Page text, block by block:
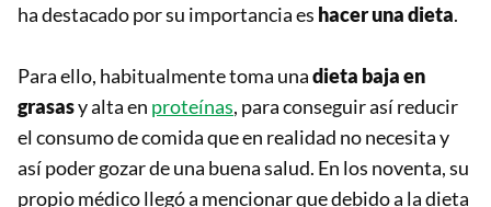
ha destacado por su importancia es hacer una dieta.
Para ello, habitualmente toma unadieta baja en
grasasy alta en proteínas, para conseguir así reducir
el consumo de comida que en realidad no necesita y
así poder gozar de una buena salud. En los noventa, su
propio médico llegó a mencionar que debido a la dieta